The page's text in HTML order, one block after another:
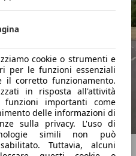
cookie o strumenti e
per le funzioni essenziali
corretto funzionamento.
in risposta all'attività
importanti come
delle informazioni di
sulla privacy. L'uso di
simili non può
Tuttavia, alcuni
la prima automobile